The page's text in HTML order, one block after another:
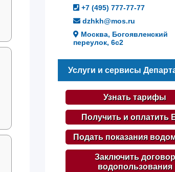
+7 (495) 777-77-77
dzhkh@mos.ru
Москва, Богоявленский
переулок, 6с2
Услуги и сервисы
Узнать тарифы
Получить и оплатить
Подать показания
Заключить договор
водопользования